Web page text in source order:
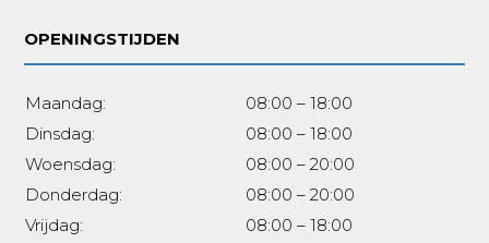
OPENINGSTIJDEN
Maandag:
08:00 – 18:00
Dinsdag:
08:00 – 18:00
Woensdag:
08:00 – 20:00
Donderdag:
08:00 – 20:00
Vrijdag:
08:00 – 18:00